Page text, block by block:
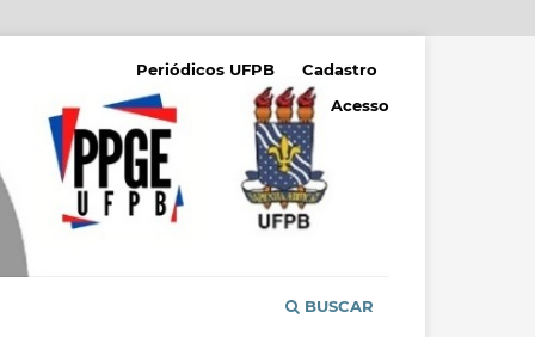
BUSCAR
Periódicos UFPB
Cadastro
Acesso